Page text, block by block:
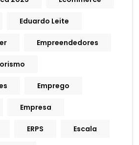
Eduardo Leite
Empreendedores
Emprego
Empresa
ERPS Escala